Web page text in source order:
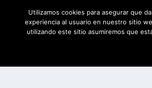
Utilizamos cookies para asegurar que
experiencia al usuario en nuestro sitio
utilizando este sitio asumiremos que